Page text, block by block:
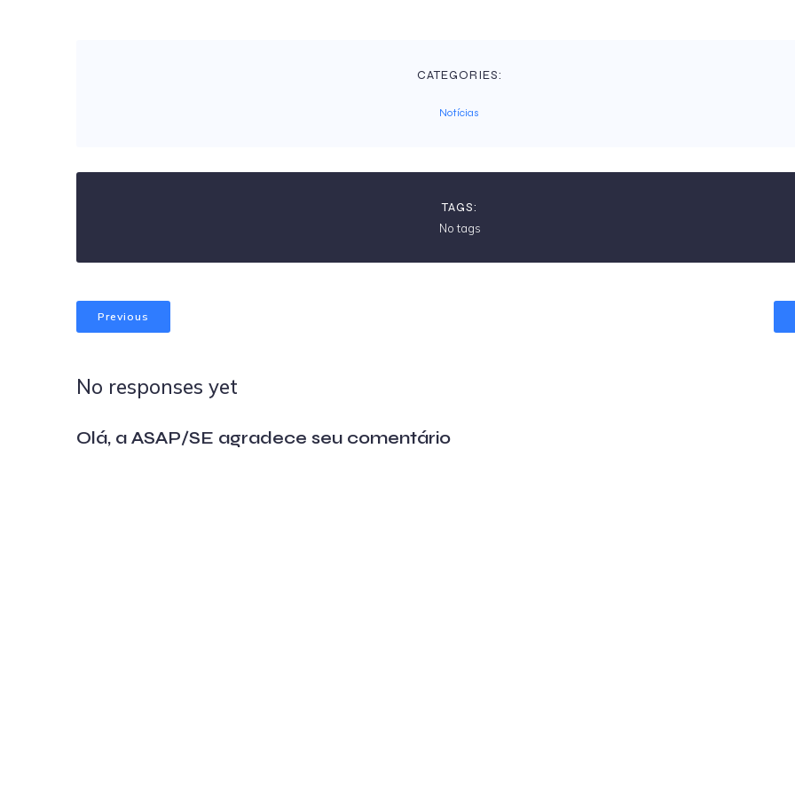
CATEGORIES:
Notícias
TAGS:
No tags
Previous
No responses yet
Olá, a ASAP/SE agradece seu comentário